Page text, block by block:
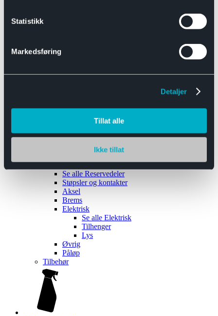
Statistikk
Markedsføring
Detaljer
Tillat alle
Ikke tillat
Båthengere
Reservedeler
Se alle Reservedeler
Støpsler og kontakter
Aksel
Brems
Elektrisk
Se alle Elektrisk
Tilhenger
Lys
Øvrig
Påløp
Tilbehør